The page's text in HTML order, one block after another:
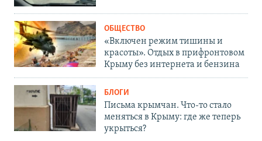
ОБЩЕСТВО
«Включен режим тишины и
красоты». Отдых в прифронтовом
Крыму без интернета и бензина
БЛОГИ
Письма крымчан. Что-то стало
меняться в Крыму: где же теперь
укрыться?